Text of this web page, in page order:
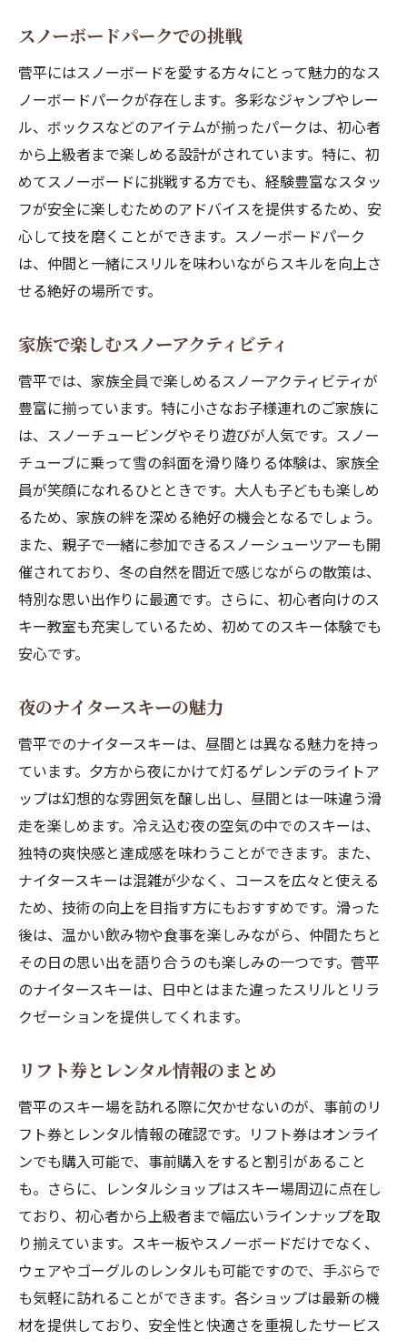
スノーボードパークでの挑戦
菅平にはスノーボードを愛する方々にとって魅力的なス
ノーボードパークが存在します。多彩なジャンプやレー
ル、ボックスなどのアイテムが揃ったパークは、初心者
から上級者まで楽しめる設計がされています。特に、初
めてスノーボードに挑戦する方でも、経験豊富なスタッ
フが安全に楽しむためのアドバイスを提供するため、安
心して技を磨くことができます。スノーボードパーク
は、仲間と一緒にスリルを味わいながらスキルを向上さ
せる絶好の場所です。
家族で楽しむスノーアクティビティ
菅平では、家族全員で楽しめるスノーアクティビティが
豊富に揃っています。特に小さなお子様連れのご家族に
は、スノーチュービングやそり遊びが人気です。スノー
チューブに乗って雪の斜面を滑り降りる体験は、家族全
員が笑顔になれるひとときです。大人も子どもも楽しめ
るため、家族の絆を深める絶好の機会となるでしょう。
また、親子で一緒に参加できるスノーシューツアーも開
催されており、冬の自然を間近で感じながらの散策は、
特別な思い出作りに最適です。さらに、初心者向けのス
キー教室も充実しているため、初めてのスキー体験でも
安心です。
夜のナイタースキーの魅力
菅平でのナイタースキーは、昼間とは異なる魅力を持っ
ています。夕方から夜にかけて灯るゲレンデのライトア
ップは幻想的な雰囲気を醸し出し、昼間とは一味違う滑
走を楽しめます。冷え込む夜の空気の中でのスキーは、
独特の爽快感と達成感を味わうことができます。また、
ナイタースキーは混雑が少なく、コースを広々と使える
ため、技術の向上を目指す方にもおすすめです。滑った
後は、温かい飲み物や食事を楽しみながら、仲間たちと
その日の思い出を語り合うのも楽しみの一つです。菅平
のナイタースキーは、日中とはまた違ったスリルとリラ
クゼーションを提供してくれます。
リフト券とレンタル情報のまとめ
菅平のスキー場を訪れる際に欠かせないのが、事前のリ
フト券とレンタル情報の確認です。リフト券はオンライ
ンでも購入可能で、事前購入をすると割引があること
も。さらに、レンタルショップはスキー場周辺に点在し
ており、初心者から上級者まで幅広いラインナップを取
り揃えています。スキー板やスノーボードだけでなく、
ウェアやゴーグルのレンタルも可能ですので、手ぶらで
も気軽に訪れることができます。各ショップは最新の機
材を提供しており、安全性と快適さを重視したサービス